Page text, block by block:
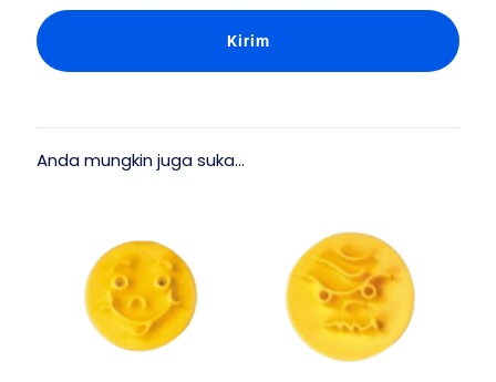
Anda mungkin juga suka…